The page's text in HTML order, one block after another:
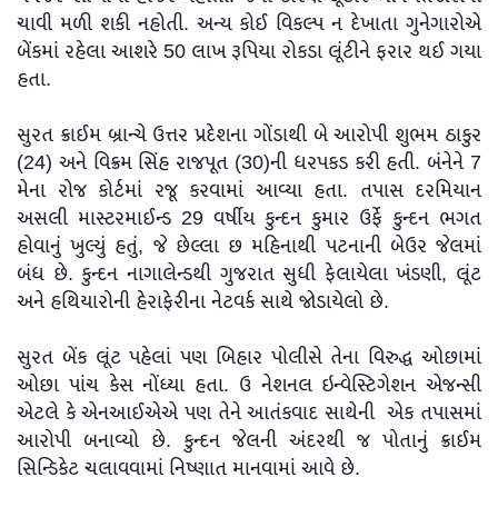
ચાવી મળી શકી નહોતી. અન્ય કોઈ વિકલ્પ ન દેખાતા ગુનેગારોએ
બેંકમાં રહેલા આશરે 50 લાખ રૂપિયા રોકડા લૂંટીને ફરાર થઈ ગયા
હતા.
સુરત ક્રાઈમ બ્રાન્ચે ઉત્તર પ્રદેશના ગોંડાથી બે આરોપી શુભમ ઠાકુર
(24) અને વિક્રમ સિંહ રાજપૂત (30)ની ધરપકડ કરી હતી. બંનેને 7
મેના રોજ કોર્ટમાં રજૂ કરવામાં આવ્યા હતા. તપાસ દરમિયાન
અસલી માસ્ટરમાઈન્ડ 29 વર્ષીય કુન્દન કુમાર ઉર્ફે કુન્દન ભગત
હોવાનું ખુલ્યું હતું, જે છેલ્લા છ મહિનાથી પટનાની બેઉર જેલમાં
બંધ છે. કુન્દન નાગાલેન્ડથી ગુજરાત સુધી ફેલાયેલા ખંડણી, લૂંટ
અને હથિયારોની હેરાફેરીના નેટવર્ક સાથે જોડાયેલો છે.
સુરત બેંક લૂંટ પહેલાં પણ બિહાર પોલીસે તેના વિરુદ્ધ ઓછામાં
ઓછા પાંચ કેસ નોંધ્યા હતા. ઉ નેશનલ ઇન્વેસ્ટિગેશન એજન્સી
એટલે કે એનઆઈએએ પણ તેને આતંકવાદ સાથેની એક તપાસમાં
આરોપી બનાવ્યો છે. કુન્દન જેલની અંદરથી જ પોતાનું ક્રાઈમ
સિન્ડિકેટ ચલાવવામાં નિષ્ણાત માનવામાં આવે છે.